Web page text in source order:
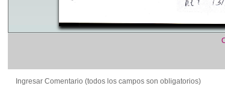
Ingresar Comentario (todos los campos son obligatorios)